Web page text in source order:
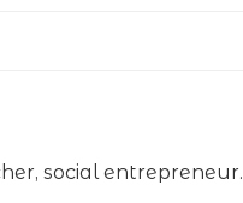
social entrepreneur.